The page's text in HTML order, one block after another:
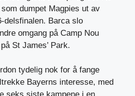
dumpet Magpies ut av
delsfinalen. Barca slo
omgang på Camp Nou
St James’ Park.
tydelig nok for å fange
Bayerns interesse, med